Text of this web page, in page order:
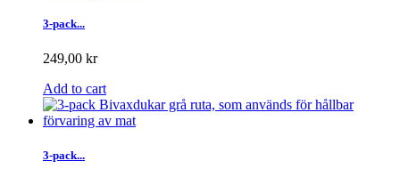
3-pack...
249,00 kr
Add to cart
3-pack...